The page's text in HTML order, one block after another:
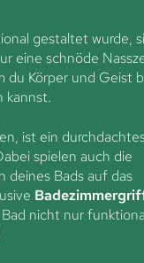
gestaltet wurde,
eine schnöde
du Körper und Geist
kannst.
ist ein
spielen auch die
deines Bads auf das
nicht nur